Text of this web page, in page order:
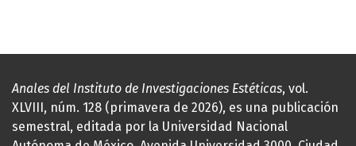
Anales del Instituto de Investigaciones Estéticas, vol.
XLVIII, núm. 128 (primavera de 2026), es una publicación
semestral, editada por la Universidad Nacional